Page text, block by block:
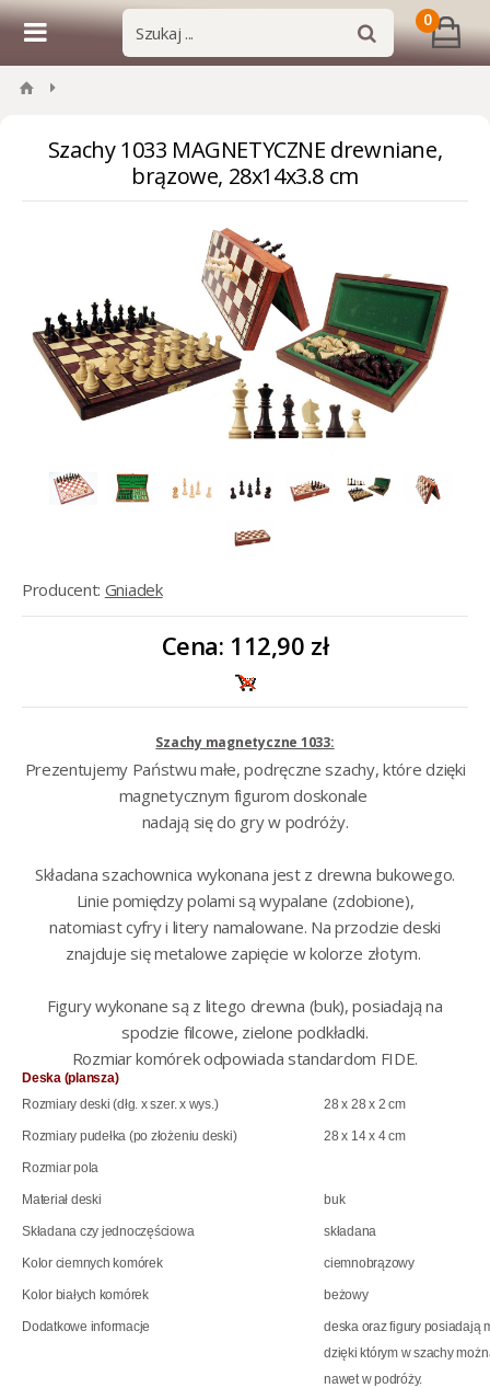
0
Szachy 1033 MAGNETYCZNE drewniane,
brązowe, 28x14x3.8 cm
Producent: Gniadek
Cena: 112,90 zł
Szachy magnetyczne 1033:
Prezentujemy Państwu małe, podręczne szachy, które dzięki
magnetycznym figurom doskonale
nadają się do gry w podróży.
Składana szachownica wykonana jest z drewna bukowego.
Linie pomiędzy polami są wypalane (zdobione),
natomiast cyfry i litery namalowane. Na przodzie deski
znajduje się metalowe zapięcie w kolorze złotym.
Figury wykonane są z litego drewna (buk), posiadają na
spodzie filcowe, zielone podkładki.
Rozmiar komórek odpowiada standardom FIDE.
Deska (plansza)
Rozmiary deski (dłg. x szer. x wys.)
28 x 28 x 2 cm
Rozmiary pudełka (po złożeniu deski) 28 x 14 x 4 cm
Rozmiar pola
Materiał deski buk
Składana czy jednoczęściowa składana
Kolor ciemnych komórek ciemnobrązowy
Kolor białych komórek beżowy
Dodatkowe informacje
deska oraz figury posiadają
dzięki którym w szachy
nawet w podróży.